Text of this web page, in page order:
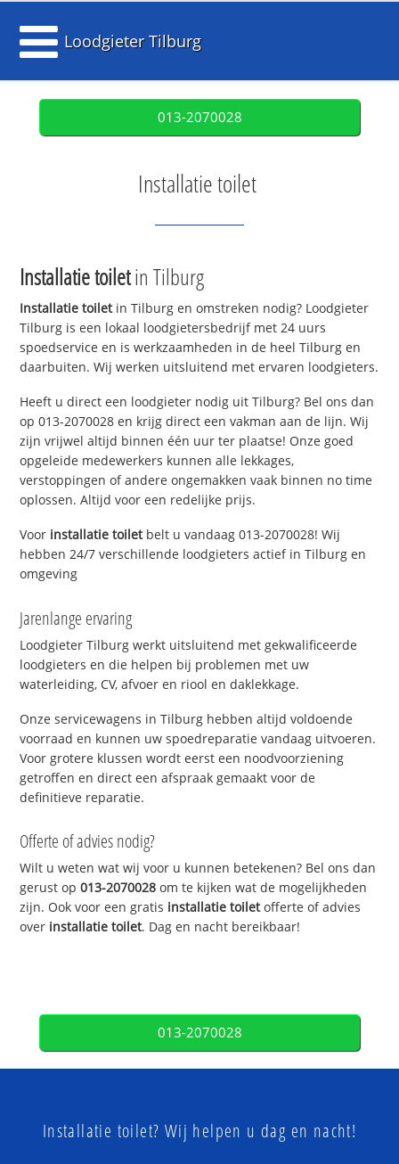
Loodgieter Tilburg
013-2070028
Installatie toilet
Installatie toiletin Tilburg
Installatie toiletin Tilburg en omstreken nodig? Loodgieter
Tilburg is een lokaal loodgietersbedrijf met 24 uurs
spoedservice en is werkzaamheden in de heel Tilburg en
daarbuiten. Wij werken uitsluitend met ervaren loodgieters.
Heeft u direct een loodgieter nodig uit Tilburg? Bel ons dan
op 013-2070028 en krijg direct een vakman aan de lijn. Wij
zijn vrijwel altijd binnen één uur ter plaatse! Onze goed
opgeleide medewerkers kunnen alle lekkages,
verstoppingen of andere ongemakken vaak binnen no time
oplossen. Altijd voor een redelijke prijs.
Voor installatie toiletbelt u vandaag 013-2070028! Wij
hebben 24/7 verschillende loodgieters actief in Tilburg en
omgeving
Jarenlange ervaring
Loodgieter Tilburg werkt uitsluitend met gekwalificeerde
loodgieters en die helpen bij problemen met uw
waterleiding, CV, afvoer en riool en daklekkage.
Onze servicewagens in Tilburg hebben altijd voldoende
voorraad en kunnen uw spoedreparatie vandaag uitvoeren.
Voor grotere klussen wordt eerst een noodvoorziening
getroffen en direct een afspraak gemaakt voor de
definitieve reparatie.
Offerte of advies nodig?
Wilt u weten wat wij voor u kunnen betekenen? Bel ons dan
gerust op013-2070028 om te kijken wat de mogelijkheden
zijn. Ook voor een gratis installatie toiletofferte of advies
over installatie toilet. Dag en nacht bereikbaar!
013-2070028
Installatie toilet? Wij helpen u dag en nacht!